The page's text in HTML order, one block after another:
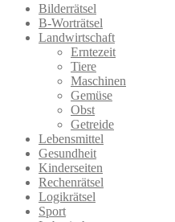
Bilderrätsel
B-Worträtsel
Landwirtschaft
Erntezeit
Tiere
Maschinen
Gemüse
Obst
Getreide
Lebensmittel
Gesundheit
Kinderseiten
Rechenrätsel
Logikrätsel
Sport